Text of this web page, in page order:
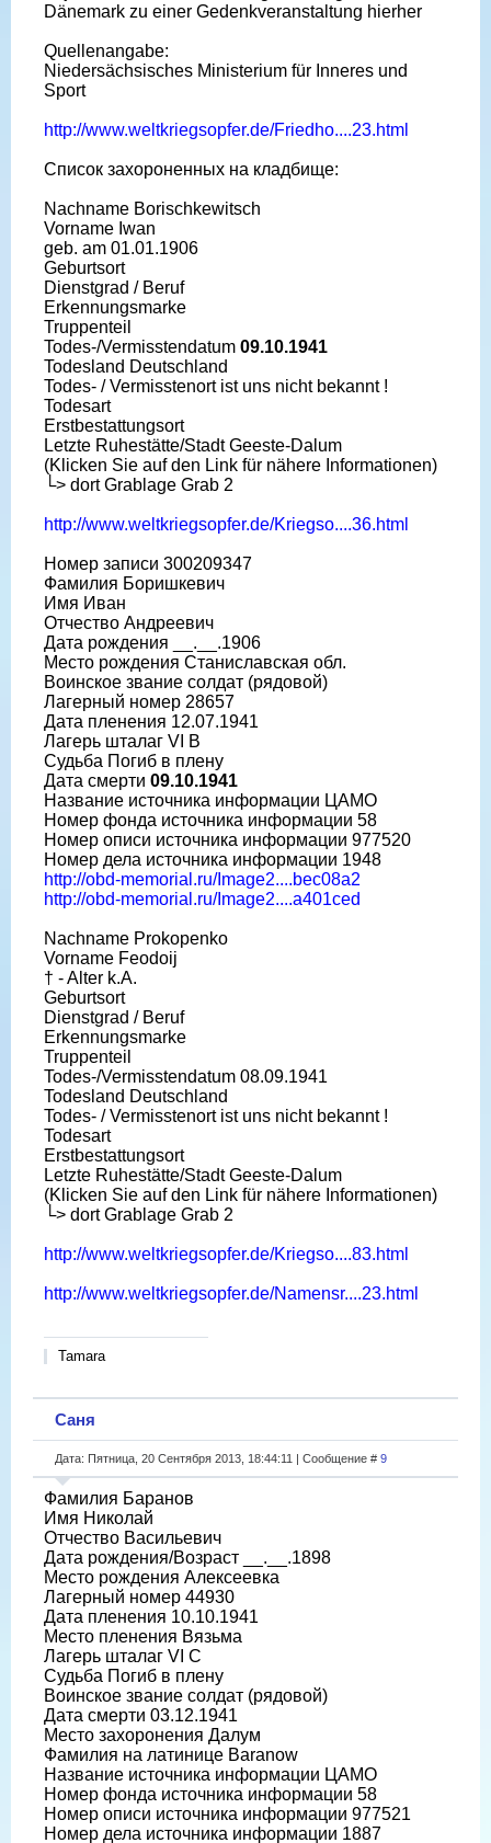
Dänemark zu einer Gedenkveranstaltung hierher
Quellenangabe:
Niedersächsisches Ministerium für Inneres und
Sport
http://www.weltkriegsopfer.de/Friedho....23.html
Cписок захороненных на кладбище:
Nachname Borischkewitsch
Vorname Iwan
geb. am 01.01.1906
Geburtsort
Dienstgrad / Beruf
Erkennungsmarke
Truppenteil
Todes-/Vermisstendatum 09.10.1941
Todesland Deutschland
Todes- / Vermisstenort ist uns nicht bekannt !
Todesart
Erstbestattungsort
Letzte Ruhestätte/Stadt Geeste-Dalum
(Klicken Sie auf den Link für nähere Informationen)
└> dort Grablage Grab 2
http://www.weltkriegsopfer.de/Kriegso....36.html
Номер записи 300209347
Фамилия Боришкевич
Имя Иван
Отчество Андреевич
Дата рождения __.__.1906
Место рождения Станиславская обл.
Воинское звание солдат (рядовой)
Лагерный номер 28657
Дата пленения 12.07.1941
Лагерь шталаг VI B
Судьба Погиб в плену
Дата смерти 09.10.1941
Название источника информации ЦАМО
Номер фонда источника информации 58
Номер описи источника информации 977520
Номер дела источника информации 1948
http://obd-memorial.ru/Image2....bec08a2
http://obd-memorial.ru/Image2....a401ced
Nachname Prokopenko
Vorname Feodoij
† - Alter k.A.
Geburtsort
Dienstgrad / Beruf
Erkennungsmarke
Truppenteil
Todes-/Vermisstendatum 08.09.1941
Todesland Deutschland
Todes- / Vermisstenort ist uns nicht bekannt !
Todesart
Erstbestattungsort
Letzte Ruhestätte/Stadt Geeste-Dalum
(Klicken Sie auf den Link für nähere Informationen)
└> dort Grablage Grab 2
http://www.weltkriegsopfer.de/Kriegso....83.html
http://www.weltkriegsopfer.de/Namensr....23.html
Tamara
Саня
Дата: Пятница, 20 Сентября 2013, 18:44:11 | Сообщение # 9
Фамилия Баранов
Имя Николай
Отчество Васильевич
Дата рождения/Возраст __.__.1898
Место рождения Алексеевка
Лагерный номер 44930
Дата пленения 10.10.1941
Место пленения Вязьма
Лагерь шталаг VI C
Судьба Погиб в плену
Воинское звание солдат (рядовой)
Дата смерти 03.12.1941
Место захоронения Далум
Фамилия на латинице Baranow
Название источника информации ЦАМО
Номер фонда источника информации 58
Номер описи источника информации 977521
Номер дела источника информации 1887